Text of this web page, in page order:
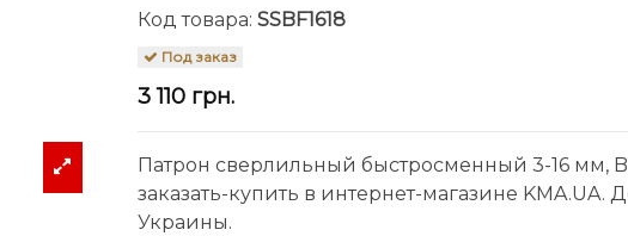
Код товара: SSBF1618
Под заказ
3 110 грн.
Патрон сверлильный быстросменный 3-16 мм,
заказать-купить в интернет-магазине KMA.UA.
Украины.